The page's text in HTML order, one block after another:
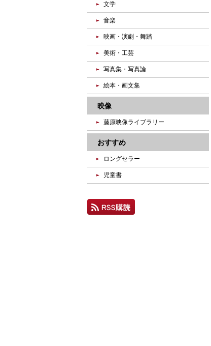
文学
音楽
映画・演劇・舞踏
美術・工芸
写真集・写真論
絵本・画文集
映像
藤原映像ライブラリー
おすすめ
ロングセラー
児童書